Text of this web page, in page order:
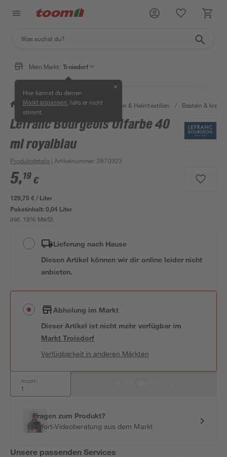
Mein Markt: Troisdorf
Hier kannst du deinen
Markt anpassen , falls er nicht
stimmt.
✕
/ Wohnen & Haushalt / Dekoration & Heimtextilien / Basteln &
Lefranc Bourgeois Ölfarbe 40
ml royalblau
Produktdetails | Artikelnummer: 2870323
5,19 €
129,75 € / Liter
Paketinhalt:0,04 Liter
inkl. 19% MwSt.
Lieferung nach Hause
Diesen Artikel können wir dir online leider nicht
anbieten.
Abholung im Markt
Dieser Artikel ist nicht mehr verfügbar im
MarktTroisdorf
Verfügbarkeit in anderen Märkten
Anzahl:
Fragen zum Produkt?
Sofort-Videoberatung aus dem Markt
Unsere passenden Services